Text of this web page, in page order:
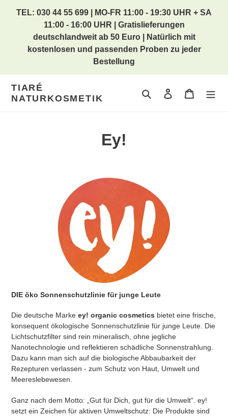
TEL: 030 44 55 699 | MO-FR 11:00 - 19:30 UHR + SA
11:00 - 16:00 UHR | Gratislieferungen
deutschlandweit ab 50 Euro | Natürlich mit
kostenlosen und passenden Proben zu jeder
Bestellung
TIARÉ
NATURKOSMETIK
Suchen Einloggen
Ey!
DIE öko Sonnenschutzlinie für junge Leute
Die deutsche Marke ey! organic cosmetics bietet eine frische,
konsequent ökologische Sonnenschutzlinie für junge Leute. Die
Lichtschutzfilter sind rein mineralisch, ohne jegliche
Nanotechnologie und reflektieren schädliche Sonnenstrahlung.
Dazu kann man sich auf die biologische Abbaubarkeit der
Rezepturen verlassen - zum Schutz von Haut, Umwelt und
Meereslebewesen.
Ganz nach dem Motto: „Gut für Dich, gut für die Umwelt“. ey!
setzt ein Zeichen für aktiven Umweltschutz: Die Produkte sind